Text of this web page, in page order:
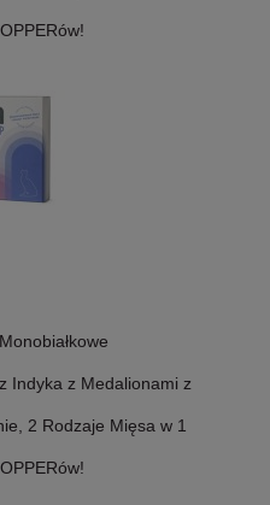
Indyka z Medalionami z
2 Rodzaje Mięsa w 1